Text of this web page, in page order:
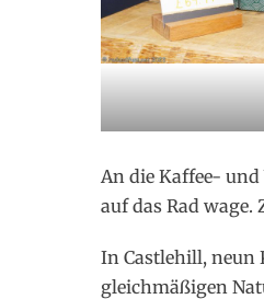
An die Kaffee-
auf das Rad
In Castlehill, neun
gleichmäßigen